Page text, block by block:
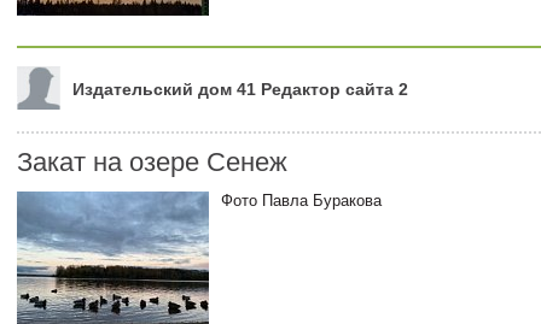
Издательский дом 41 Редактор сайта 2
Закат на озере Сенеж
Фото Павла Буракова